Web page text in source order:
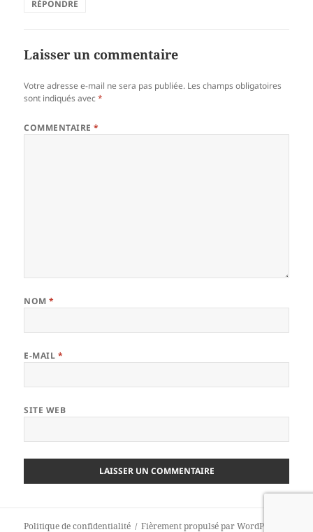
RÉPONDRE
Laisser un commentaire
Votre adresse e-mail ne sera pas publiée. Les champs obligatoires
sont indiqués avec*
COMMENTAIRE*
NOM*
E-MAIL *
SITE WEB
Politique de confidentialité Fièrement propulsé par WordPress